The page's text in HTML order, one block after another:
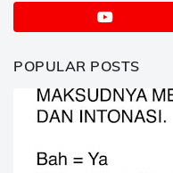
POPULAR POSTS